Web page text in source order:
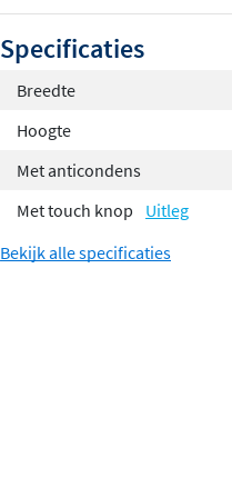
Specificaties
Breedte
Hoogte
Met anticondens
Met touch knop
Uitleg
Bekijk alle specificaties